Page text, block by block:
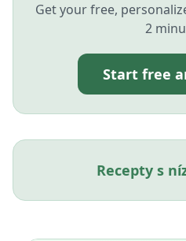
Get your free,
2
Start free
Recepty s